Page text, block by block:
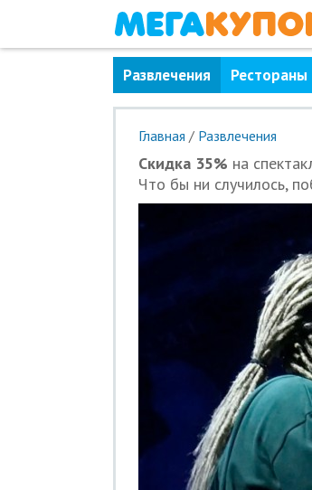
Развлечения Рестораны
Главная / Развлечения
Скидка 35% на
Что бы ни случилось,